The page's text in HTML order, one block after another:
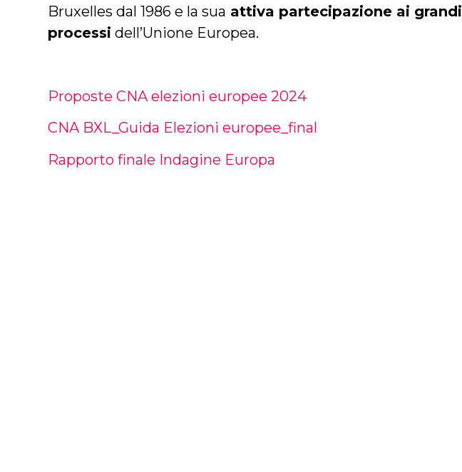
Bruxelles dal 1986 e la sua attiva partecipazione ai grandi
processi dell’Unione Europea.
Proposte CNA elezioni europee 2024
CNA BXL_Guida Elezioni europee_final
Rapporto finale Indagine Europa